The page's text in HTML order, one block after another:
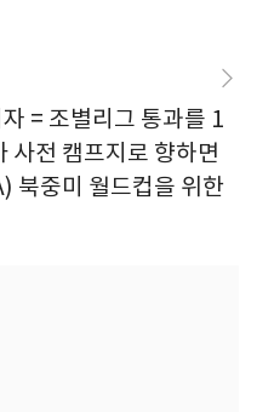
= 조별리그 통과를 1
사전 캠프지로 향하면
북중미 월드컵을 위한